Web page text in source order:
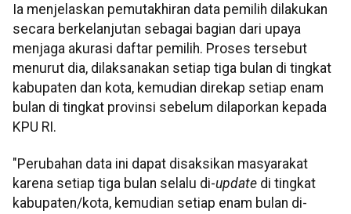
Ia menjelaskan pemutakhiran data pemilih dilakukan
secara berkelanjutan sebagai bagian dari upaya
menjaga akurasi daftar pemilih. Proses tersebut
menurut dia, dilaksanakan setiap tiga bulan di tingkat
kabupaten dan kota, kemudian direkap setiap enam
bulan di tingkat provinsi sebelum dilaporkan kepada
KPU RI.
"Perubahan data ini dapat disaksikan masyarakat
karena setiap tiga bulan selalu di-update di tingkat
kabupaten/kota, kemudian setiap enam bulan di-